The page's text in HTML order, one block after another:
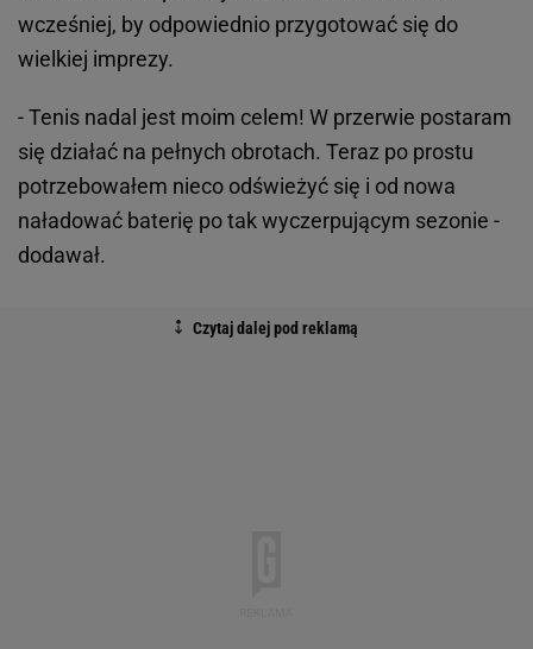
wcześniej, by odpowiednio przygotować się do
wielkiej imprezy.
- Tenis nadal jest moim celem! W przerwie postaram
się działać na pełnych obrotach. Teraz po prostu
potrzebowałem nieco odświeżyć się i od nowa
naładować baterię po tak wyczerpującym sezonie -
dodawał.